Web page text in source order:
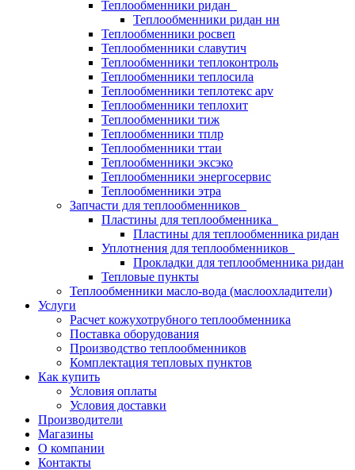
Теплообменники ридан
Теплообменники ридан нн
Теплообменники росвеп
Теплообменники славутич
Теплообменники теплоконтроль
Теплообменники теплосила
Теплообменники теплотекс apv
Теплообменники теплохит
Теплообменники тиж
Теплообменники тплр
Теплообменники ттаи
Теплообменники эксэко
Теплообменники энергосервис
Теплообменники этра
Запчасти для теплообменников
Пластины для теплообменника
Пластины для теплообменника ридан
Уплотнения для теплообменников
Прокладки для теплообменника ридан
Тепловые пункты
Теплообменники масло-вода (маслоохладители)
Услуги
Расчет кожухотрубного теплообменника
Поставка оборудования
Производство теплообменников
Комплектация тепловых пунктов
Как купить
Условия оплаты
Условия доставки
Производители
Магазины
О компании
Контакты